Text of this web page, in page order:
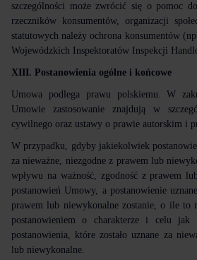
szczególności może zwrócić się o pomoc
rzeczników konsumentów, organizacji
statutowych należy ochrona konsumentów
Wojewódzkich Inspektoratów Inspekcji
XIII. Postanowienia ogólne i końcowe
Umowa podlega prawu polskiemu. W
Umowie zastosowanie znajdują w
cywilnego oraz ustawy o prawie autorskim i
W przypadku, gdyby jakiekolwiek
za nieważne, niezgodne z prawem lub
wpływu na ważność, zgodność z prawem
postanowień Umowy, a postanowienie
prawem lub niewykonalne zostanie, o ile to
postanowieniem o charakterze i celu jak
postanowienia, które zostało uznane za
lub niewykonalne.